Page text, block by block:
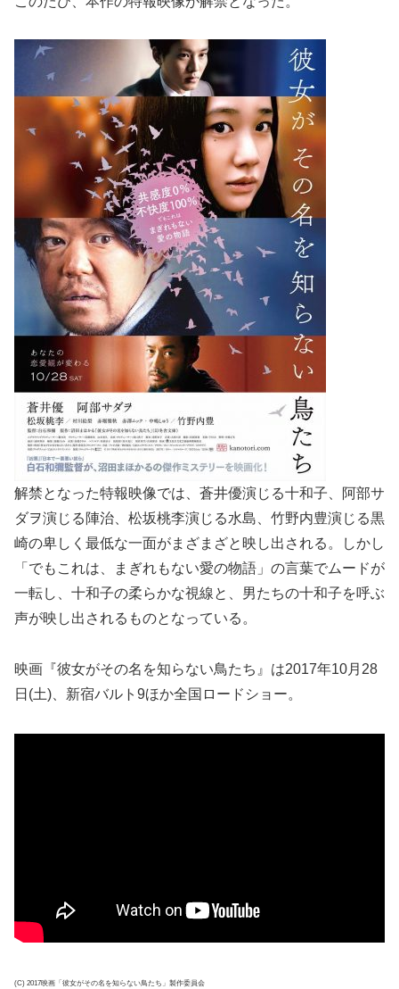
解禁となった特報映像では、蒼井優演じる十和子、阿部サ
ダヲ演じる陣治、松坂桃李演じる水島、竹野内豊演じる黒
崎の卑しく最低な一面がまざまざと映し出される。しかし
「でもこれは、まぎれもない愛の物語」の言葉でムードが
一転し、十和子の柔らかな視線と、男たちの十和子を呼ぶ
声が映し出されるものとなっている。
映画『彼女がその名を知らない鳥たち』は2017年10月28
日(土)、新宿バルト9ほか全国ロードショー。
(C) 2017映画「彼女がその名を知らない鳥たち」製作委員会